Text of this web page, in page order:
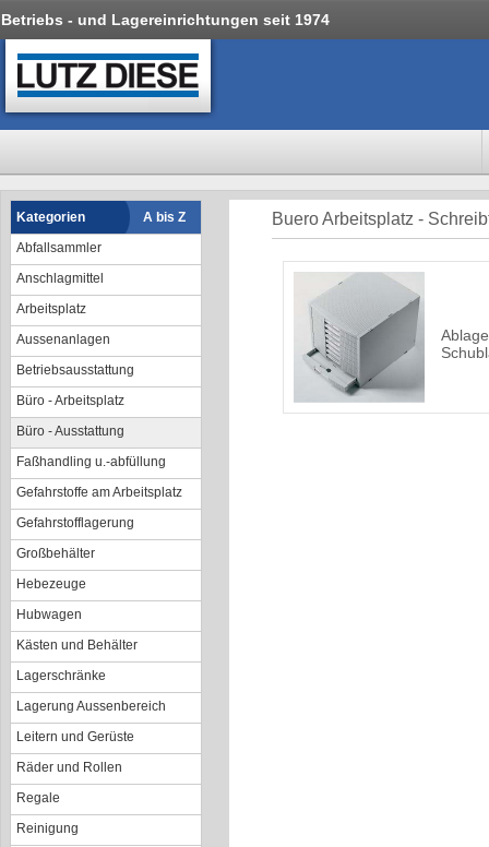
Betriebs - und Lagereinrichtungen seit 1974
Kategorien
A bis Z
Abfallsammler
Anschlagmittel
Arbeitsplatz
Aussenanlagen
Betriebsausstattung
Büro - Arbeitsplatz
Büro - Ausstattung
Faßhandling u.-abfüllung
Gefahrstoffe am Arbeitsplatz
Gefahrstofflagerung
Großbehälter
Hebezeuge
Hubwagen
Kästen und Behälter
Lagerschränke
Lagerung Aussenbereich
Leitern und Gerüste
Räder und Rollen
Regale
Reinigung
Buero Arbeitsplatz -